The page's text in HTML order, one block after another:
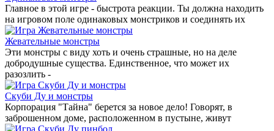
Главное в этой игре - быстрота реакции. Ты должна находить
на игровом поле одинаковых монстриков и соединять их
Жевательные монстры
Эти монстры с виду хоть и очень страшные, но на деле
добродушные существа. Единственное, что может их
разозлить -
Скуби Ду и монстры
Корпорация "Тайна" берется за новое дело! Говорят, в
заброшенном доме, расположенном в пустыне, живут